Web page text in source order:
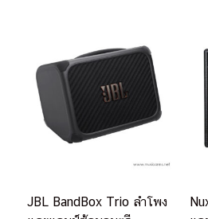
JBL BandBox Trio ลำโพง